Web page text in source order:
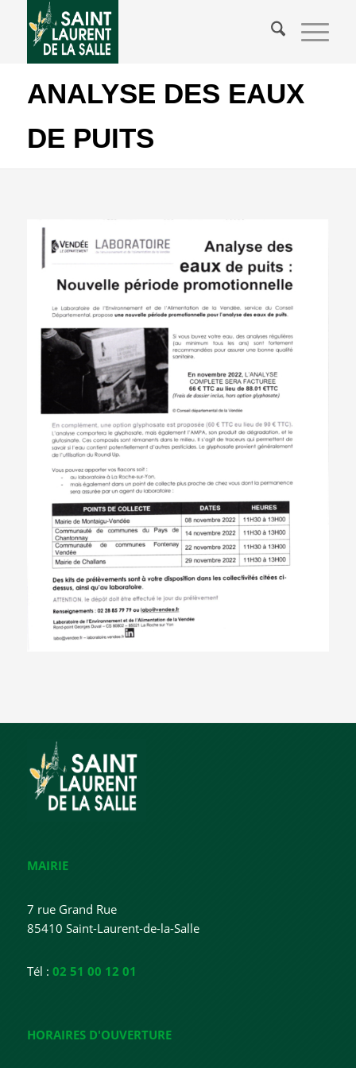
ANALYSE DES EAUX
DE PUITS
MAIRIE
7 rue Grand Rue
85410 Saint-Laurent-de-la-Salle
Tél : 02 51 00 12 01
HORAIRES D'OUVERTURE